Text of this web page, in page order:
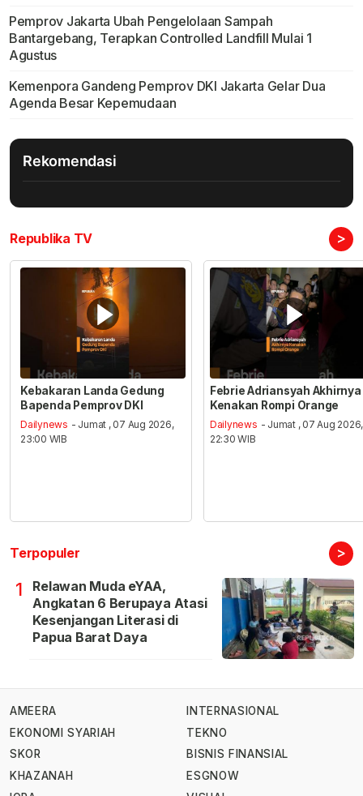
Pemprov Jakarta Ubah Pengelolaan Sampah
Bantargebang, Terapkan Controlled Landfill Mulai 1
Agustus
Kemenpora Gandeng Pemprov DKI Jakarta Gelar Dua
Agenda Besar Kepemudaan
Rekomendasi
Republika TV >
Kebakaran Landa Gedung
Bapenda Pemprov DKI
Dailynews - Jumat , 07 Aug 2026,
23:00 WIB
Febrie Adriansyah Akhirnya
Kenakan Rompi Orange
Dailynews - Jumat , 07 Aug 2026,
22:30 WIB
Terpopuler >
1
Relawan Muda eYAA,
Angkatan 6 Berupaya Atasi
Kesenjangan Literasi di
Papua Barat Daya
AMEERA
EKONOMI SYARIAH
SKOR
KHAZANAH
INTERNASIONAL
TEKNO
BISNIS FINANSIAL
ESGNOW